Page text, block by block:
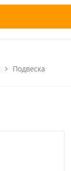
Подвеска